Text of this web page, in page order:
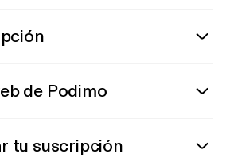
de Podimo
tu suscripción